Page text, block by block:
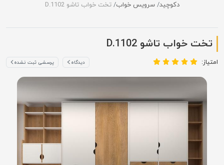
دکوچید سرویس خواب تخت خواب تاشو D.1102
تخت خواب تاشو D.1102
امتیاز: دیدگاه پرسشی ثبت نشده